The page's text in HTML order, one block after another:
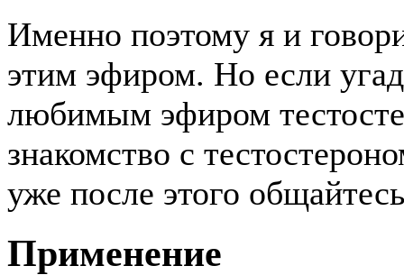
Именно поэтому я и
этим эфиром. Но если
любимым эфиром
знакомство с
уже после этого
Применение